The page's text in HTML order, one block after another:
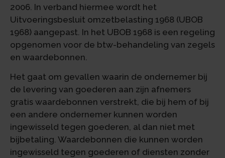
2006. In verband hiermee wordt het
Uitvoeringsbesluit omzetbelasting 1968 (UBOB
1968) aangepast. In het UBOB 1968 is een regeling
opgenomen voor de btw-behandeling van zegels
en waardebonnen.
Het gaat om gevallen waarin de ondernemer bij
de levering van goederen aan zijn afnemers
gratis waardebonnen verstrekt, die bij hem of bij
een andere ondernemer kunnen worden
ingewisseld tegen goederen, al dan niet met
bijbetaling. Waardebonnen die kunnen worden
ingewisseld tegen goederen of diensten zonder